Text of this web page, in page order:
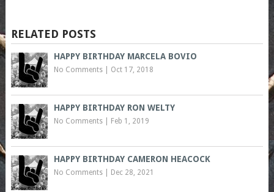
RELATED POSTS
HAPPY BIRTHDAY MARCELA BOVIO
No Comments| Oct 17, 2018
HAPPY BIRTHDAY RON WELTY
No Comments| Feb 1, 2019
HAPPY BIRTHDAY CAMERON HEACOCK
No Comments| Dec 28, 2021